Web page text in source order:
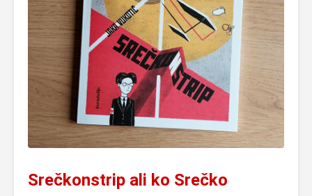
Srečkonstrip ali ko Srečko